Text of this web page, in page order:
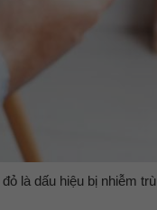
là dấu hiệu bị nhiễm